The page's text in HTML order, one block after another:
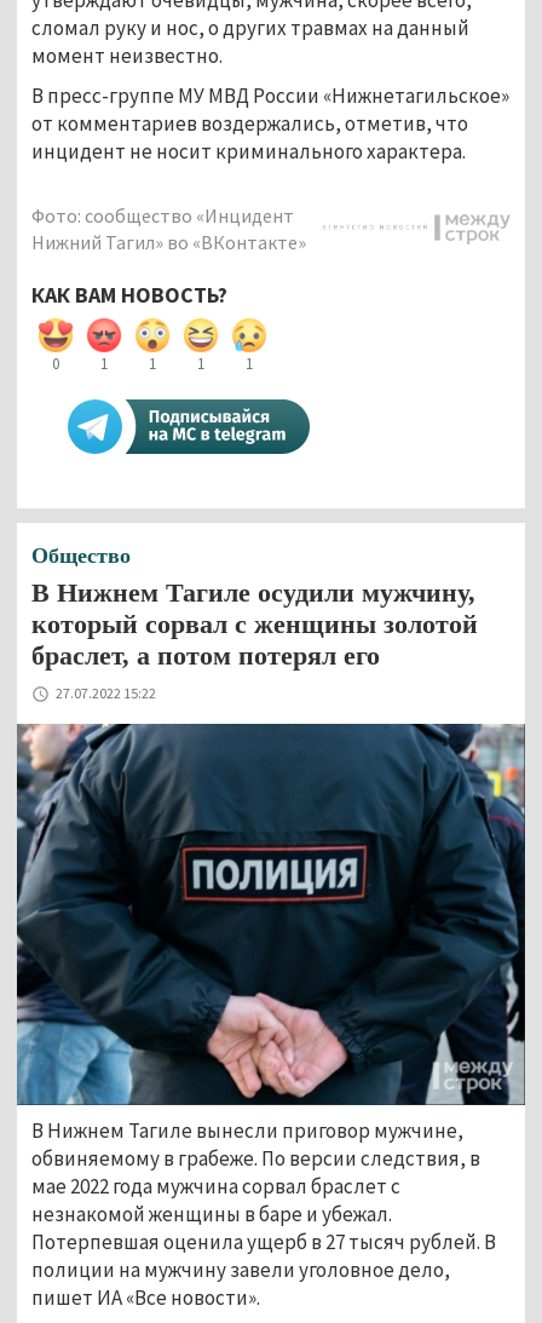
сломал руку и нос, о других травмах на данный
момент неизвестно.
В пресс-группе МУ МВД России «Нижнетагильское»
от комментариев воздержались, отметив, что
инцидент не носит криминального характера.
Фото: сообщество «Инцидент
Нижний Тагил» во «ВКонтакте»
КАК ВАМ НОВОСТЬ?
0 1 1 1 1
Общество
В Нижнем Тагиле осудили мужчину,
который сорвал с женщины золотой
браслет, а потом потерял его
27.07.2022 15:22
В Нижнем Тагиле вынесли приговор мужчине,
обвиняемому в грабеже. По версии следствия, в
мае 2022 года мужчина сорвал браслет с
незнакомой женщины в баре и убежал.
Потерпевшая оценила ущерб в 27 тысяч рублей. В
полиции на мужчину завели уголовное дело,
пишет ИА «Все новости».